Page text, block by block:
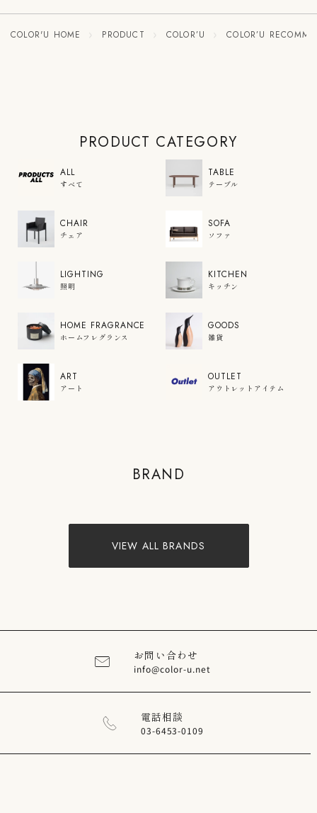
COLOR'U HOME PRODUCT COLOR’U COLOR’U
PRODUCT CATEGORY
ALL
すべて
TABLE
テーブル
CHAIR
チェア
SOFA
ソファ
LIGHTING
照明
KITCHEN
キッチン
HOME FRAGRANCE
ホームフレグランス
GOODS
雑貨
ART
アート
OUTLET
アウトレットアイテム
BRAND
VIEW ALL BRANDS
お問い合わせ
info@color-u.net
電話相談
03-6453-0109